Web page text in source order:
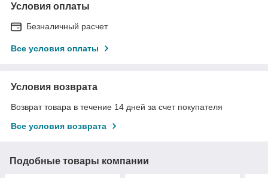
Условия оплаты
Безналичный расчет
Все условия оплаты
Условия возврата
Возврат товара в течение 14 дней за счет покупателя
Все условия возврата
Подобные товары компании